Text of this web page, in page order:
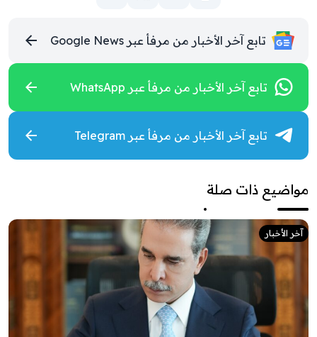
تابع آخر الأخبار من مرفأ عبر Google News
تابع آخر الأخبار من مرفأ عبر WhatsApp
تابع آخر الأخبار من مرفأ عبر Telegram
مواضيع ذات صلة
آخر الأخبار